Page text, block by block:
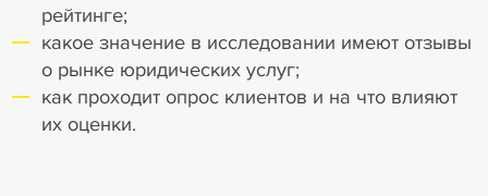
рейтинге;
какое значение в исследовании имеют отзывы
о рынке юридических услуг;
как проходит опрос клиентов и на что влияют
их оценки.